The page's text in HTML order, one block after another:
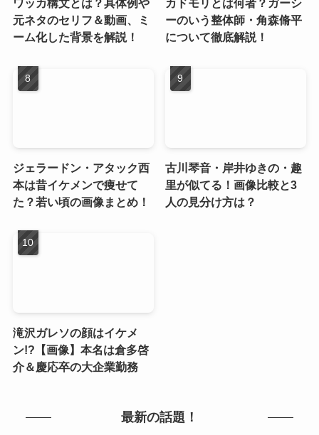
ワッカ構文とは？具体例や
元ネタのセリフ＆動画、ミ
ーム化した背景を解説！
カドモリとは何者？ガーシ
ーのいう整体師・角森脩平
について徹底解説！
ジェラードン・アタック西
本は昔イケメンで痩せて
た？若い頃の画像まとめ！
古川琴音・岸井ゆきの・趣
里が似てる！画像比較と3
人の見分け方は？
滝沢ガレソの顔はイケメ
ン!?【画像】本名は倉多啓
介＆慶応卒の大企業勤務
最新の話題！